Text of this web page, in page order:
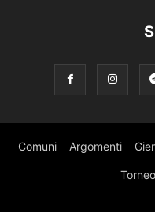
Comuni Argomenti